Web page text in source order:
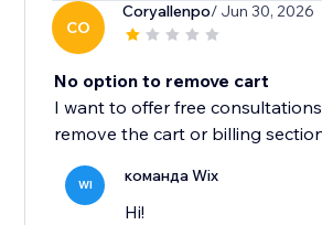
CO
Coryallenpo/ Jun 30, 2026
No option to remove cart
I want to offer free
remove the cart or billing
WI команда Wix
Hi!